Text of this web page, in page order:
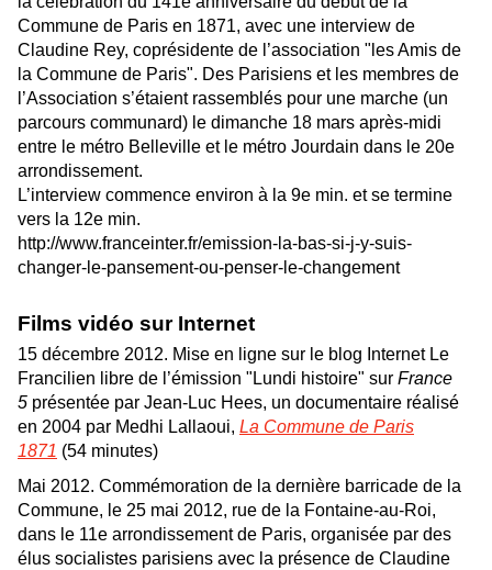
Commune de Paris en 1871, avec une interview de
Claudine Rey, coprésidente de l’association "les Amis de
la Commune de Paris". Des Parisiens et les membres de
l’Association s’étaient rassemblés pour une marche (un
parcours communard) le dimanche 18 mars après-midi
entre le métro Belleville et le métro Jourdain dans le 20e
arrondissement.
L’interview commence environ à la 9e min. et se termine
vers la 12e min.
http://www.franceinter.fr/emission-la-bas-si-j-y-suis-
changer-le-pansement-ou-penser-le-changement
Films vidéo sur Internet
15 décembre 2012. Mise en ligne sur le blog Internet Le
Francilien libre de l’émission "Lundi histoire" sur France
5 présentée par Jean-Luc Hees, un documentaire réalisé
en 2004 par Medhi Lallaoui, La Commune de Paris
1871 (54 minutes)
Mai 2012. Commémoration de la dernière barricade de la
Commune, le 25 mai 2012, rue de la Fontaine-au-Roi,
dans le 11e arrondissement de Paris, organisée par des
élus socialistes parisiens avec la présence de Claudine